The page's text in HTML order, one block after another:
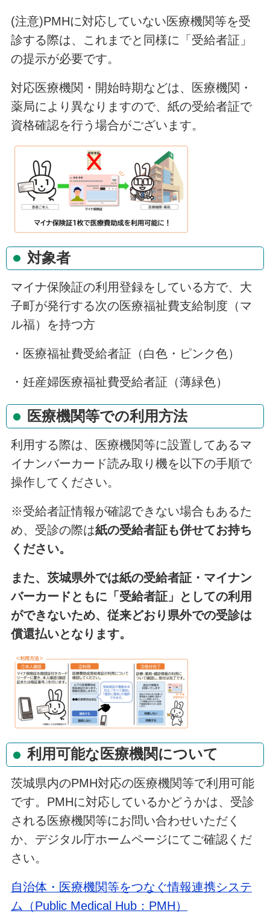
(注意)PMHに対応していない医療機関等を受
診する際は、これまでと同様に「受給者証」
の提示が必要です。
対応医療機関・開始時期などは、医療機関・
薬局により異なりますので、紙の受給者証で
資格確認を行う場合がございます。
対象者
マイナ保険証の利用登録をしている方で、大
子町が発行する次の医療福祉費支給制度（マ
ル福）を持つ方
・医療福祉費受給者証（白色・ピンク色）
・妊産婦医療福祉費受給者証（薄緑色）
医療機関等での利用方法
利用する際は、医療機関等に設置してあるマ
イナンバーカード読み取り機を以下の手順で
操作してください。
※受給者証情報が確認できない場合もあるた
め、受診の際は紙の受給者証も併せてお持ち
ください。
また、茨城県外では紙の受給者証・マイナン
バーカードともに「受給者証」としての利用
ができないため、従来どおり県外での受診は
償還払いとなります。
利用可能な医療機関について
茨城県内のPMH対応の医療機関等で利用可能
です。PMHに対応しているかどうかは、受診
される医療機関等にお問い合わせいただく
か、デジタル庁ホームページにてご確認くだ
さい。
自治体・医療機関等をつなぐ情報連携システ
ム（Public Medical Hub：PMH）